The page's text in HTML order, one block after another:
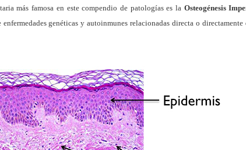
más famosa en este compendio de patologías es la Osteogénesis
genéticas y autoinmunes relacionadas directa o directamente